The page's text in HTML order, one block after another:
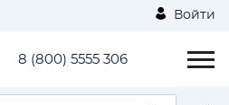
Войти
8 (800) 5555 306